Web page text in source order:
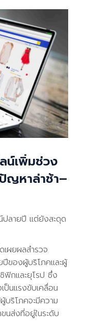
น์เพิ่มช่วง
ญหาล่าช้า–
ปลายปี แต่ยังสะดุด
เผยผลสำรวจ
ของผู้บริโภคและผู้
ฟิกและยุโรป ซึ่ง
ป็นแรงขับเคลื่อน
บริโภคจะมีความ
นส่งที่อยู่ในระดับ